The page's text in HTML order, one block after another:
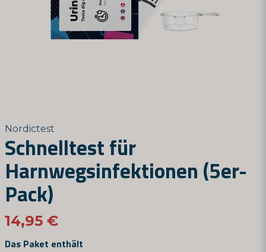
Nordictest
Schnelltest für
Harnwegsinfektionen (5er-
Pack)
14,95 €
Das Paket enthält